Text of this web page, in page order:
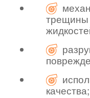
трещины
качества;